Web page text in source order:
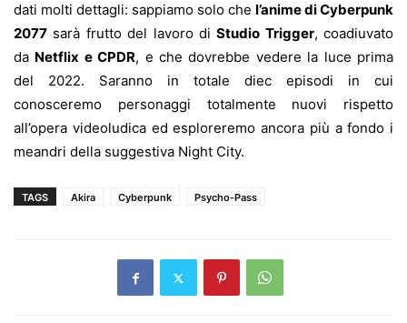
dati molti dettagli: sappiamo solo che l’anime di Cyberpunk
2077 sarà frutto del lavoro diStudio Trigger, coadiuvato
da Netflix e CPDR, e che dovrebbe vedere la luce prima
del 2022. Saranno in totale diec episodi in cui
conosceremo personaggi totalmente nuovi rispetto
all’opera videoludica ed esploreremo ancora più a fondo i
meandri della suggestiva Night City.
TAGS Akira Cyberpunk Psycho-Pass